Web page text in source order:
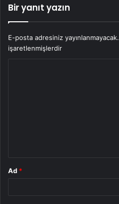
Bir yanıt yazın
E-posta adresiniz yayınlanmayacak.
işaretlenmişlerdir
Ad *